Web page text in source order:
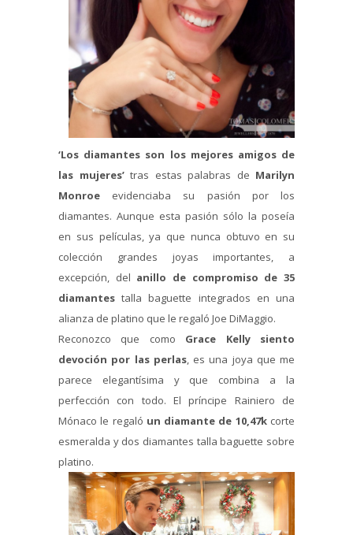
‘Los diamantes son los mejores amigos de
las mujeres’tras estas palabras de Marilyn
Monroe evidenciaba su pasión por los
diamantes. Aunque esta pasión sólo la poseía
en sus películas, ya que nunca obtuvo en su
colección grandes joyas importantes, a
excepción, del anillo de compromiso de 35
diamantes talla baguette integrados en una
alianza de platino que le regaló Joe DiMaggio.
Reconozco que como Grace Kelly siento
devoción por las perlas, es una joya que me
parece elegantísima y que combina a la
perfección con todo. El príncipe Rainiero de
Mónaco le regaló un diamante de 10,47k corte
esmeralda y dos diamantes talla baguette sobre
platino.